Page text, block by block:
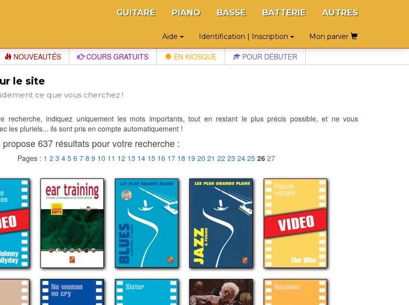
GUITARE PIANO BASSE BATTERIE AUTRES
Aide Identification | Inscription Mon panier
NOUVEAUTÉS COURS GRATUITS EN KIOSQUE POUR DÉBUTER
le site
ce que vous cherchez !
recherche, indiquez uniquement les mots importants, tout en restant le plus précis possible, et ne vous
les pluriels... ils sont pris en compte automatiquement !
637 résultats pour votre recherche :
Pages : 1 2 3 4 5 6 7 8 9 10 11 12 13 14 15 16 17 18 19 20 21 22 23 24 25 26 27